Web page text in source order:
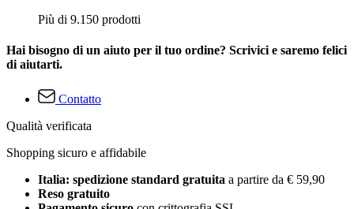
Più di 9.150 prodotti
Hai bisogno di un aiuto per il tuo ordine? Scrivici e saremo felici
di aiutarti.
Contatto
Qualità verificata
Shopping sicuro e affidabile
Italia: spedizione standard gratuita a partire da € 59,90
Reso gratuito